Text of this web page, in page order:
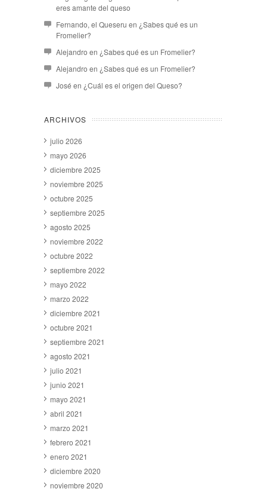
eres amante del queso
Fernando, el Queseru en ¿Sabes qué es un
Fromelier?
Alejandro en ¿Sabes qué es un Fromelier?
Alejandro en ¿Sabes qué es un Fromelier?
José en ¿Cuál es el origen del Queso?
ARCHIVOS
julio 2026
mayo 2026
diciembre 2025
noviembre 2025
octubre 2025
septiembre 2025
agosto 2025
noviembre 2022
octubre 2022
septiembre 2022
mayo 2022
marzo 2022
diciembre 2021
octubre 2021
septiembre 2021
agosto 2021
julio 2021
junio 2021
mayo 2021
abril 2021
marzo 2021
febrero 2021
enero 2021
diciembre 2020
noviembre 2020